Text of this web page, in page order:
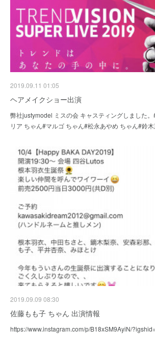
2019.09.11 01:05
ヘアメイクショー出演
弊社justymodel ミスの会 キャスティングしました
リア ちゃん#マルゴ ちゃん#松永あやめ ちゃん#鈴
2019.09.09 08:30
佐藤もも子 ちゃん 出演情報
https://www.instagram.com/p/B18xSM9AyiN/